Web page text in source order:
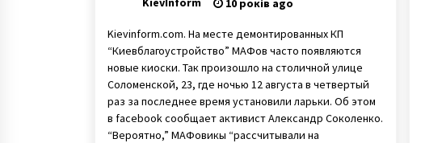
10 років ago
Kievinform.com. На месте демонтированных КП
“Киевблагоустройство” МАФов часто появляются
новые киоски. Так произошло на столичной улице
Соломенской, 23, где ночью 12 августа в четвертый
раз за последнее время установили ларьки. Об этом
в facebook сообщает активист Александр Соколенко.
“Вероятно,” МАФовикы “рассчитывали на